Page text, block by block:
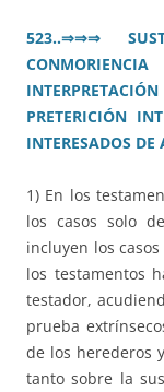
523..⇒⇒⇒
PRETERICIÓN
INTERESADOS DE
1) En los
los casos solo
incluyen los
los testamentos
testador,
prueba
de los herederos
tanto sobre la